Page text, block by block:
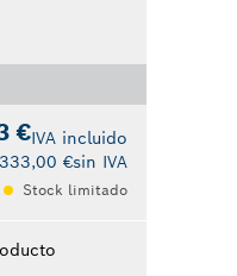
€IVA incluido
333,00 €sin IVA
Stock limitado